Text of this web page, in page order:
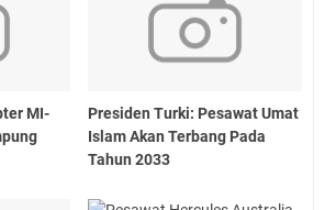
MI-
Presiden Turki: Pesawat Umat
Islam Akan Terbang Pada
Tahun 2033